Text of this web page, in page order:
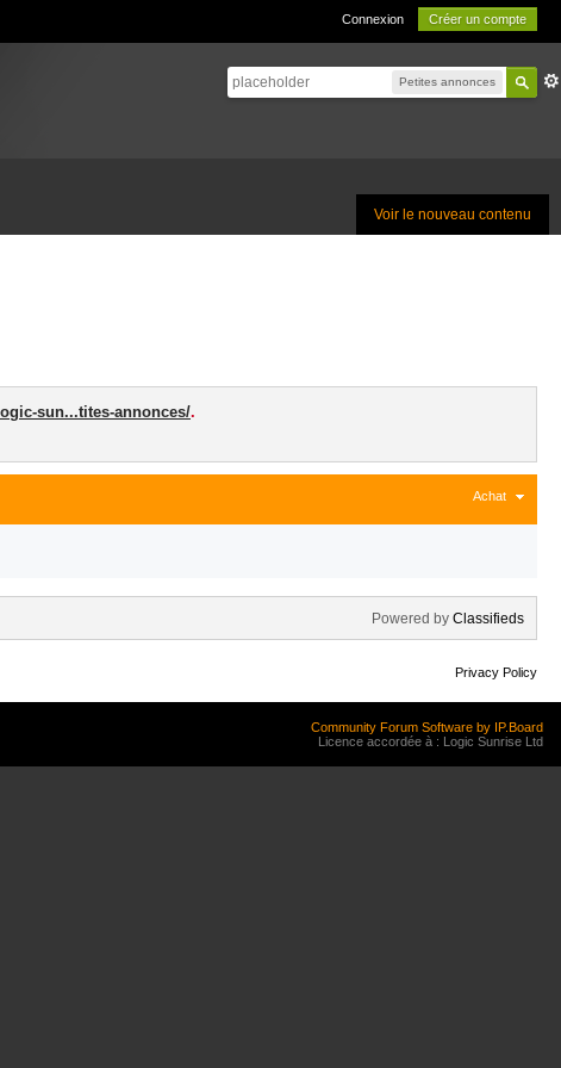
Connexion Créer un compte
Petites annonces
Voir le nouveau contenu
sun...tites-annonces/.
Achat
Powered by Classifieds
Privacy Policy
Community Forum Software by IP.Board
Licence accordée à : Logic Sunrise Ltd